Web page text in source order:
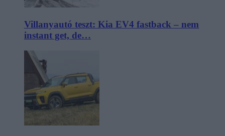
Villanyautó teszt: Kia EV4 fastback – nem
instant get, de…